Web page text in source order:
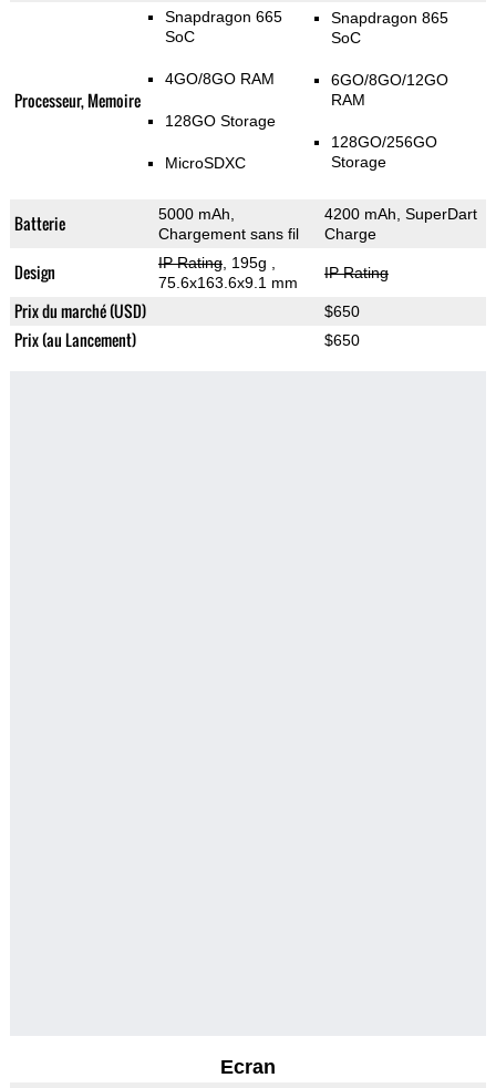
Processeur, Memoire
Snapdragon 665
SoC
4GO/8GO RAM
128GO Storage
MicroSDXC
Snapdragon 865
SoC
6GO/8GO/12GO
RAM
128GO/256GO
Storage
Batterie
5000 mAh,
Chargement sans fil
4200 mAh, SuperDart
Charge
Design IP Rating, 195g
75.6x163.6x9.1 mm
IP Rating
Prix du marché (USD) $650
Prix (au Lancement) $650
Ecran